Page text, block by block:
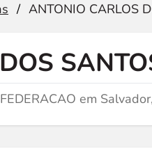
/ ANTONIO CARLOS
em